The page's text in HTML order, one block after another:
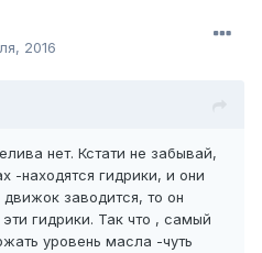
2016
нет. Кстати не забывай,
-находятся гидрики, и они
заводится, то он
гидрики. Так что , самый
уровень масла -чуть